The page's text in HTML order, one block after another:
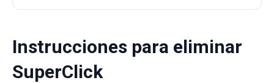
Instrucciones para eliminar
SuperClick